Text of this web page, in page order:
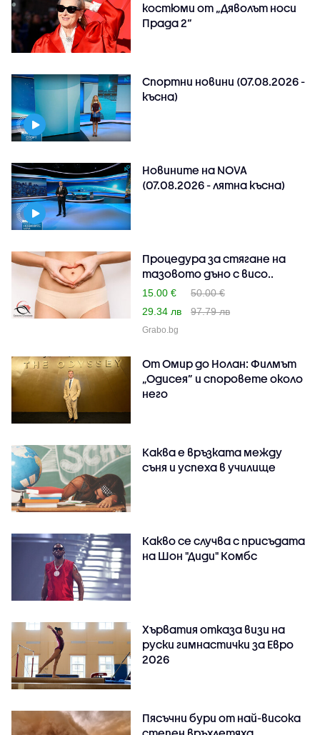
костюми от „Дяволът носи
Прада 2“
Спортни новини (07.08.2026 -
късна)
Новините на NOVA
(07.08.2026 - лятна късна)
Процедура за стягане на
тазовото дъно с висо..
15.00 €
50.00 €
29.34 лв
97.79 лв
Grabo.bg
От Омир до Нолан: Филмът
„Одисея” и споровете около
него
Каква е връзката между
съня и успеха в училище
Какво се случва с присъдата
на Шон "Диди" Комбс
Хърватия отказа визи на
руски гимнастички за Евро
2026
Пясъчни бури от най-висока